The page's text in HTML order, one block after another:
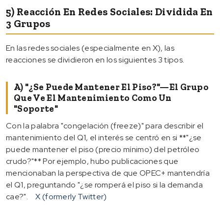
5) Reacción En Redes Sociales: Dividida En
3 Grupos
En las redes sociales (especialmente en X), las
reacciones se dividieron en los siguientes 3 tipos.
A) "¿Se Puede Mantener El Piso?"—El Grupo
Que Ve El Mantenimiento Como Un
"soporte"
Con la palabra "congelación (freeze)" para describir el
mantenimiento del Q1, el interés se centró en si **"¿se
puede mantener el piso (precio mínimo) del petróleo
crudo?"** Por ejemplo, hubo publicaciones que
mencionaban la perspectiva de que OPEC+ mantendría
el Q1, preguntando "¿se romperá el piso si la demanda
cae?".
X (formerly Twitter)